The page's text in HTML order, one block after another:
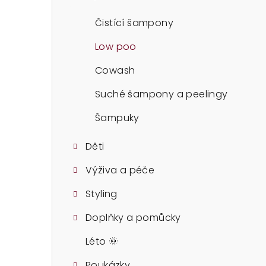
Čistící šampony
Low poo
Cowash
Suché šampony a peelingy
Šampuky
Děti
Výživa a péče
Styling
Doplňky a pomůcky
Léto 🌞